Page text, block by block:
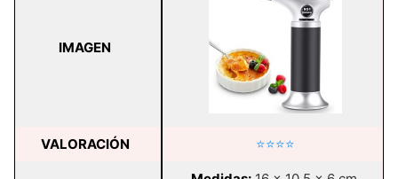
IMAGEN
VALORACIÓN ⭐⭐⭐⭐